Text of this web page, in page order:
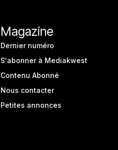
Magazine
Dernier numéro
S'abonner à Mediakwest
Contenu Abonné
Nous contacter
Petites annonces